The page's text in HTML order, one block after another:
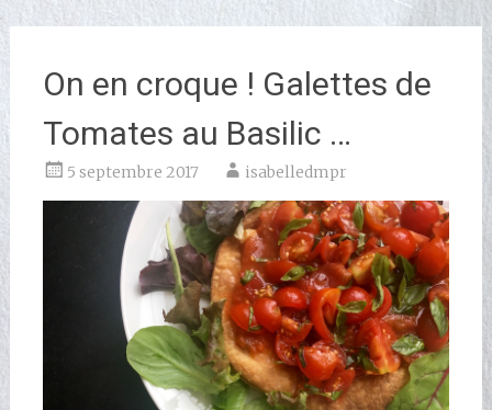
On en croque ! Galettes de
Tomates au Basilic …
5 septembre 2017 isabelledmpr